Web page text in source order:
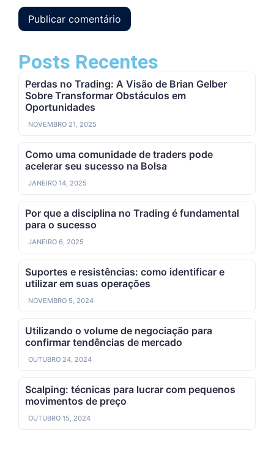
Posts Recentes
Perdas no Trading: A Visão de Brian Gelber
Sobre Transformar Obstáculos em
Oportunidades
NOVEMBRO 21, 2025
Como uma comunidade de traders pode
acelerar seu sucesso na Bolsa
JANEIRO 14, 2025
Por que a disciplina no Trading é fundamental
para o sucesso
JANEIRO 6, 2025
Suportes e resistências: como identificar e
utilizar em suas operações
NOVEMBRO 5, 2024
Utilizando o volume de negociação para
confirmar tendências de mercado
OUTUBRO 24, 2024
Scalping: técnicas para lucrar com pequenos
movimentos de preço
OUTUBRO 15, 2024